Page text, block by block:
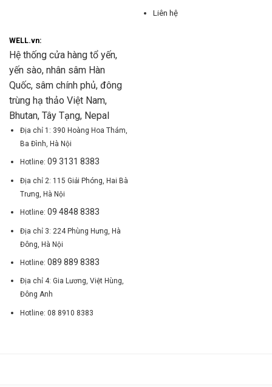
Liên hệ
WELL.vn:
Hệ thống cửa hàng tổ yến,
yến sào, nhân sâm Hàn
Quốc, sâm chính phủ, đông
trùng hạ thảo Việt Nam,
Bhutan, Tây Tạng, Nepal
Địa chỉ 1: 390 Hoàng Hoa Thám,
Ba Đình, Hà Nội
Hotline: 09 3131 8383
Địa chỉ 2: 115 Giải Phóng, Hai Bà
Trưng, Hà Nội
Hotline: 09 4848 8383
Địa chỉ 3: 224 Phùng Hưng, Hà
Đông, Hà Nội
Hotline: 089 889 8383
Địa chỉ 4: Gia Lương, Việt Hùng,
Đông Anh
Hotline: 08 8910 8383